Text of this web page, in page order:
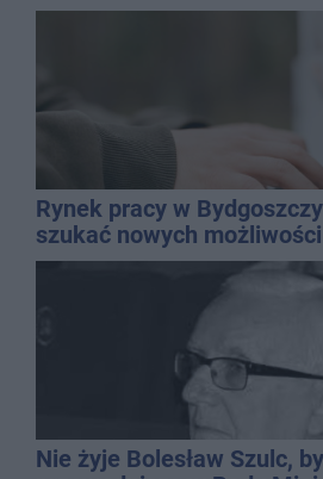
Rynek pracy w
szukać nowych
Nie żyje Bolesław Szulc,